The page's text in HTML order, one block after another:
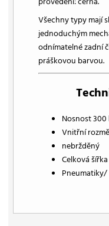
Všechny typy mají
jednoduchým
odnímatelné zadní
práškovou barvou.
Nosnost 300
Vnitřní
nebržděný
Celková
Pneumatiky/